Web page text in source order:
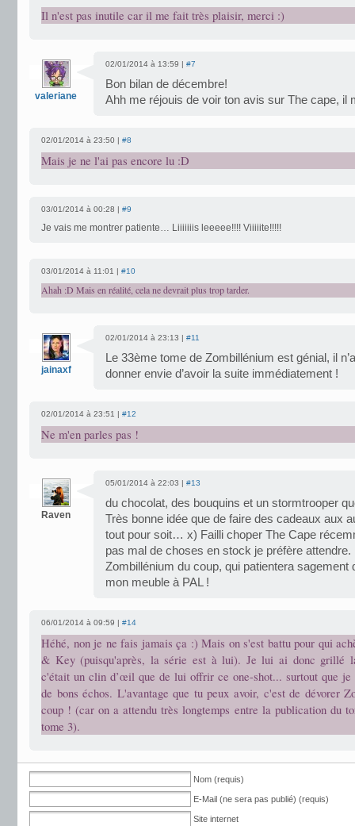
Il n'est pas inutile car il me fait très plaisir, merci :)
valeriane
02/01/2014 à 13:59 | #7
Bon bilan de décembre!
Ahh me réjouis de voir ton avis sur The cape, il
02/01/2014 à 23:50 | #8
Mais je ne l'ai pas encore lu :D
03/01/2014 à 00:28 | #9
Je vais me montrer patiente… Liiiiiiis leeeee!!!! Viiiiite!!!!!
03/01/2014 à 11:01 | #10
Ahah :D Mais en réalité, cela ne devrait plus trop tarder.
jainaxf
02/01/2014 à 23:13 | #11
Le 33ème tome de Zombillénium est génial, il
donner envie d’avoir la suite immédiatement !
02/01/2014 à 23:51 | #12
Ne m'en parles pas !
Raven
05/01/2014 à 22:03 | #13
du chocolat, des bouquins et un stormtrooper
Très bonne idée que de faire des cadeaux aux
tout pour soit… x) Failli choper The Cape
pas mal de choses en stock je préfère
Zombillénium du coup, qui patientera sagement
mon meuble à PAL !
06/01/2014 à 09:59 | #14
Héhé, non je ne fais jamais ça :) Mais on s'est battu pour qui
& Key (puisqu'après, la série est à lui). Je lui ai donc grillé
c'était un clin d’œil que de lui offrir ce one-shot... surtout que je
de bons échos. L'avantage que tu peux avoir, c'est de dévorer
coup ! (car on a attendu très longtemps entre la publication du
tome 3).
Nom (requis)
E-Mail (ne sera pas publié) (requis)
Site internet